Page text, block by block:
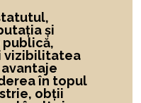
și
vizibilitatea
în topul
obții